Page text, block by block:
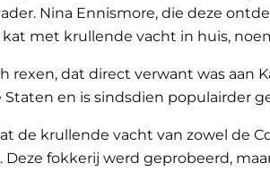
Nina Ennismore, die deze
met krullende vacht in huis,
rexen, dat direct verwant was
en is sindsdien populairder
de krullende vacht van zowel de
fokkerij werd geprobeerd,